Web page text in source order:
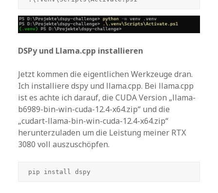
DSPy und Llama.cpp installieren
Jetzt kommen die eigentlichen Werkzeuge dran.
Ich installiere dspy und llama.cpp. Bei llama.cpp
ist es achte ich darauf, die CUDA Version „llama-
b6989-bin-win-cuda-12.4-x64.zip“ und die
„cudart-llama-bin-win-cuda-12.4-x64.zip“
herunterzuladen um die Leistung meiner RTX
3080 voll auszuschöpfen.
pip install dspy